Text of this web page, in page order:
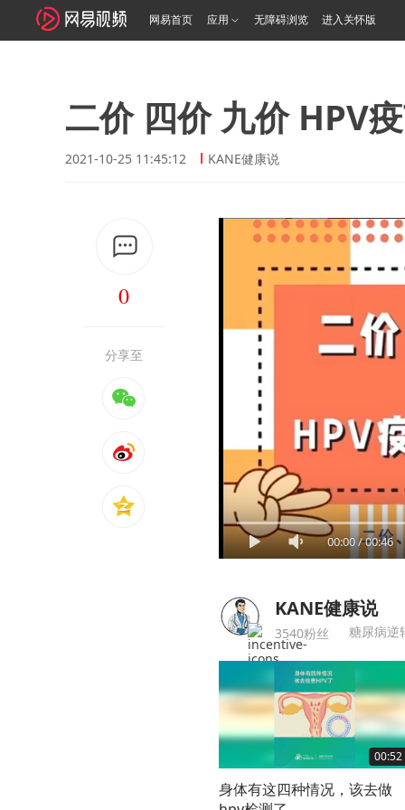
网易首页 应用 无障碍浏览 进入关怀版
二价 四价 九价 HPV
2021-10-25 11:45:12 KANE健康说
0
分享至
00:00/00:46
KANE健康说
3540粉丝 糖尿病逆
00:52
身体有这四种情况，该去做